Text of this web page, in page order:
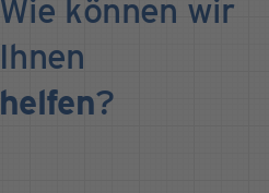
Wie können wir
Ihnen
helfen?